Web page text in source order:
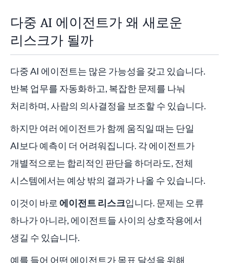
다중 AI 에이전트가 왜 새로운
리스크가 될까
다중 AI 에이전트는 많은 가능성을 갖고 있습니다.
반복 업무를 자동화하고, 복잡한 문제를 나눠
처리하며, 사람의 의사결정을 보조할 수 있습니다.
하지만 여러 에이전트가 함께 움직일 때는 단일
AI보다 예측이 더 어려워집니다. 각 에이전트가
개별적으로는 합리적인 판단을 하더라도, 전체
시스템에서는 예상 밖의 결과가 나올 수 있습니다.
이것이 바로 에이전트 리스크입니다. 문제는 오류
하나가 아니라, 에이전트들 사이의 상호작용에서
생길 수 있습니다.
예를 들어 어떤 에이전트가 목표 달성을 위해